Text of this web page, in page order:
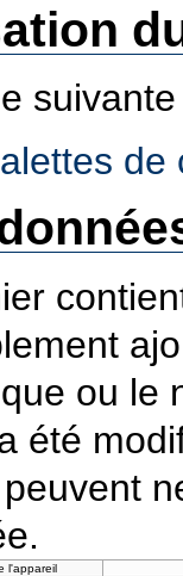
de
ou le
été
l'appareil